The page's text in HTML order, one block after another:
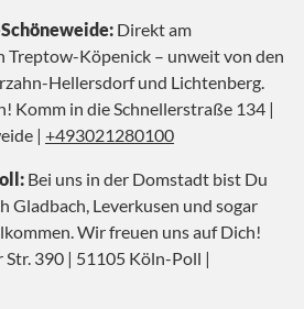
Direkt am
Treptow-Köpenick – unweit von den
Hellersdorf und Lichtenberg.
Komm in die Schnellerstraße 134 |
| +493021280100
Bei uns in der Domstadt bist Du
Gladbach, Leverkusen und sogar
Wir freuen uns auf Dich!
Str. 390 | 51105 Köln-Poll |